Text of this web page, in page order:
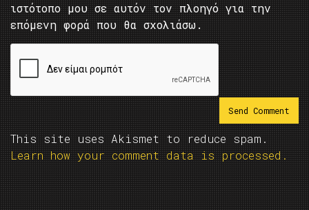
ιστότοπο μου σε αυτόν τον πλοηγό για την
επόμενη φορά που θα σχολιάσω.
This site uses Akismet to reduce spam.
Learn how your comment data is processed.